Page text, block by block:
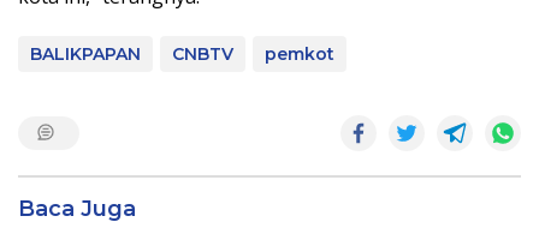
BALIKPAPAN CNBTV pemkot
Baca Juga